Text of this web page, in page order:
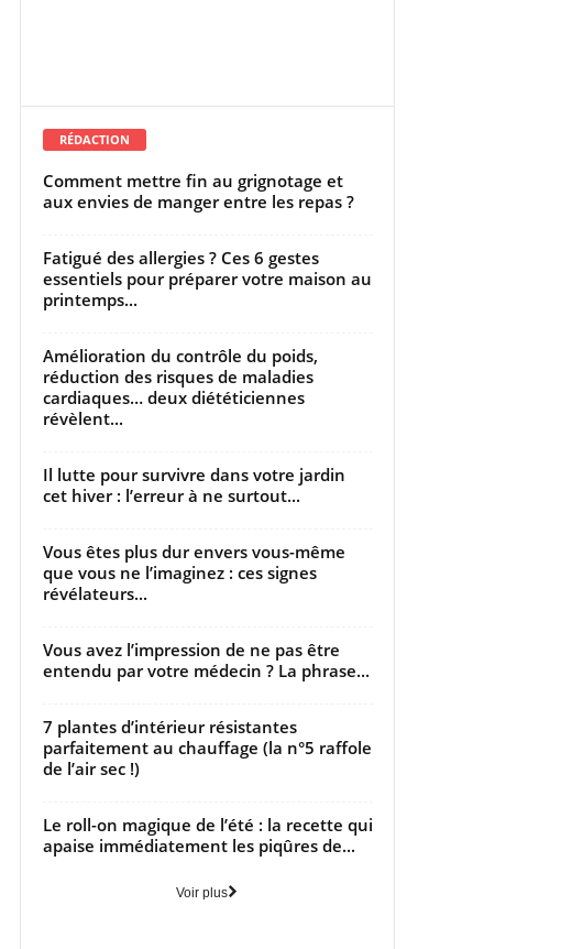
RÉDACTION
Comment mettre fin au grignotage et
aux envies de manger entre les repas ?
Fatigué des allergies ? Ces 6 gestes
essentiels pour préparer votre maison au
printemps...
Amélioration du contrôle du poids,
réduction des risques de maladies
cardiaques… deux diététiciennes
révèlent...
Il lutte pour survivre dans votre jardin
cet hiver : l’erreur à ne surtout...
Vous êtes plus dur envers vous-même
que vous ne l’imaginez : ces signes
révélateurs...
Vous avez l’impression de ne pas être
entendu par votre médecin ? La phrase...
7 plantes d’intérieur résistantes
parfaitement au chauffage (la n°5 raffole
de l’air sec !)
Le roll-on magique de l’été : la recette qui
apaise immédiatement les piqûres de...
Voir plus